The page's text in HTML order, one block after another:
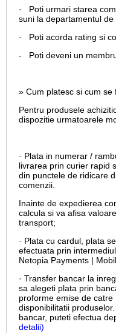
· Poti urmari starea
suni la departamentul de
· Poti acorda rating si
- Poti deveni un
» Cum platesc si cum se
Pentru produsele
dispozitie urmatoarele
· Plata in numerar /
livrarea prin curier rapid
din punctele de ridicare
comenzii.
Inainte de expedierea
calcula si va afisa
transport;
· Plata cu cardul, plata
efectuata prin
Netopia Payments |
· Transfer bancar la
sa alegeti plata prin
proforme emise de
disponibilitatii
bancar, puteti efectua
detalii)